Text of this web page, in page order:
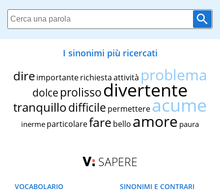
I sinonimi più ricercati
dire importante richiestaattività problema
dolce prolissodivertente
tranquillodifficile permettereacume
inerme particolarefare bello amore paura
SAPERE
VOCABOLARIO
SINONIMI E CONTRARI